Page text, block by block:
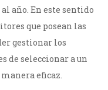
año. En este sentido
que posean las
gestionar los
de seleccionar a un
eficaz.